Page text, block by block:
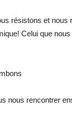
résistons et
Celui que
nous rencontrer